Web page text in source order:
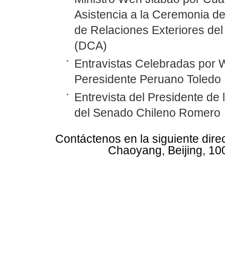
Asistencia a la Ceremonia
de Relaciones Exteriores
(DCA)
Entravistas Celebradas por
Peresidente Peruano Toledo
Entrevista del Presidente
del Senado Chileno Romero
Contáctenos en la siguiente
Chaoyang, Beijing,